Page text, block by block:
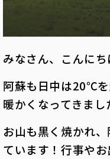
みなさん、こんにち
阿蘇も日中は20℃
暖かくなってきまし
お山も黒く焼かれ
ています！行事や